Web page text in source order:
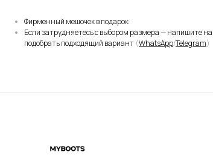
Фирменный мешочек в подарок
Если затрудняетесь с выбором размера — напишите
подобрать подходящий вариант (WhatsApp/Telegram)